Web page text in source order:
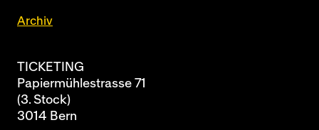
Archiv
TICKETING
Papiermühlestrasse 71
(3. Stock)
3014 Bern